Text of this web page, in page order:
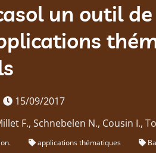
un outil
15/09/2017
F., Schnebelen N., Cousin I.,
applications thématiques